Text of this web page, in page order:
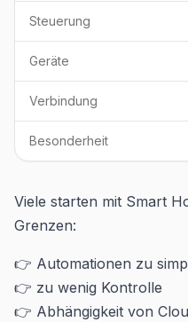
Steuerung
Geräte
Verbindung
Besonderheit
Viele starten mit Smart
Grenzen:
👉 Automationen zu
👉 zu wenig Kontrolle
👉 Abhängigkeit von